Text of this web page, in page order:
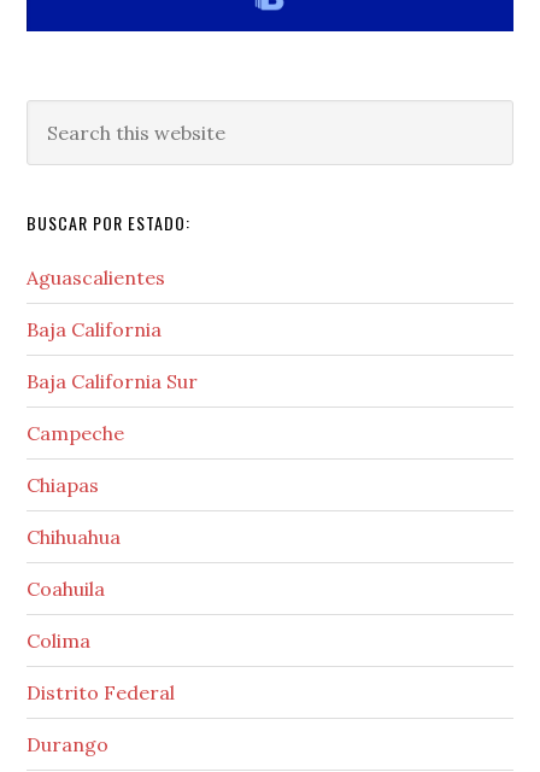
this
BUSCAR POR ESTADO:
Aguascalientes
Baja California
Baja California Sur
Campeche
Chiapas
Chihuahua
Coahuila
Colima
Distrito Federal
Durango